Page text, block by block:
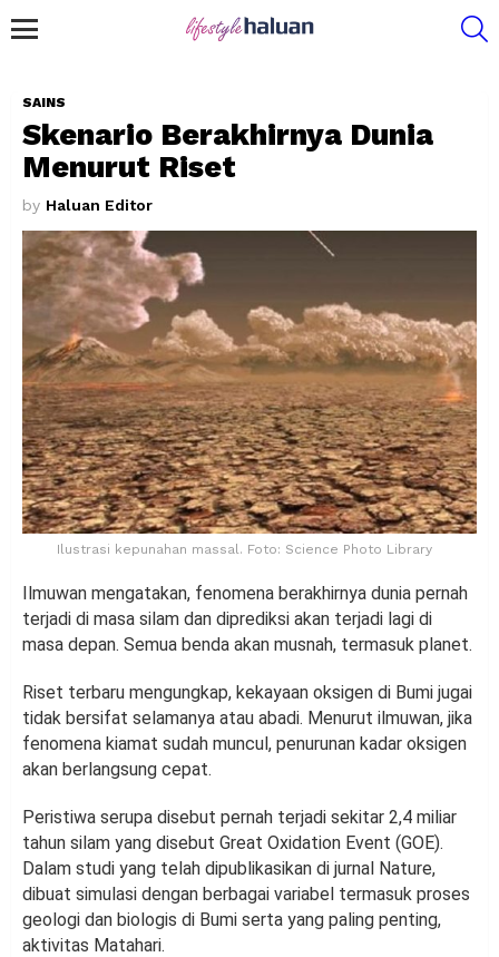
SAINS
Skenario Berakhirnya Dunia
Menurut Riset
by Haluan Editor
Ilustrasi kepunahan massal. Foto: Science Photo Library
Ilmuwan mengatakan, fenomena berakhirnya dunia pernah
terjadi di masa silam dan diprediksi akan terjadi lagi di
masa depan. Semua benda akan musnah, termasuk planet.
Riset terbaru mengungkap, kekayaan oksigen di Bumi jugai
tidak bersifat selamanya atau abadi. Menurut ilmuwan, jika
fenomena kiamat sudah muncul, penurunan kadar oksigen
akan berlangsung cepat.
Peristiwa serupa disebut pernah terjadi sekitar 2,4 miliar
tahun silam yang disebut Great Oxidation Event (GOE).
Dalam studi yang telah dipublikasikan di jurnal Nature,
dibuat simulasi dengan berbagai variabel termasuk proses
geologi dan biologis di Bumi serta yang paling penting,
aktivitas Matahari.